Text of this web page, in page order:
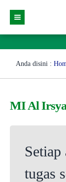
Direktori
GTK
Prestasi
Pengumuman
Anda disini :
MI Al
Setiap
tugas